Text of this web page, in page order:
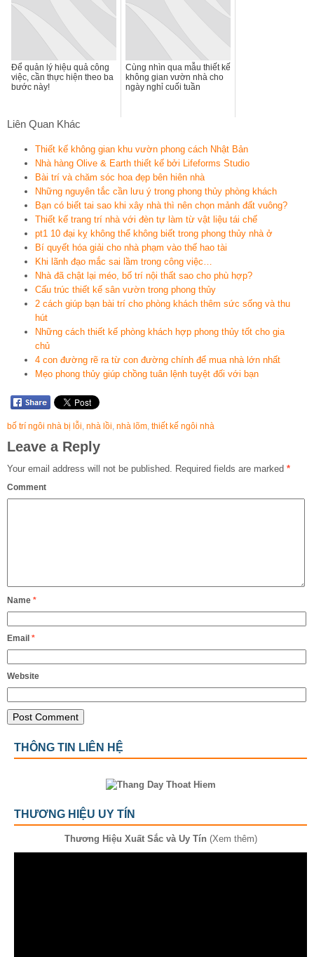
Để quản lý hiệu quả công
việc, cần thực hiện theo ba
bước này!
Cùng nhìn qua mẫu thiết kế
không gian vườn nhà cho
ngày nghỉ cuối tuần
Liên Quan Khác
Thiết kế không gian khu vườn phong cách Nhật Bản
Nhà hàng Olive & Earth thiết kế bởi Lifeforms Studio
Bài trí và chăm sóc hoa đẹp bên hiên nhà
Những nguyên tắc cần lưu ý trong phong thủy phòng khách
Bạn có biết tai sao khi xây nhà thì nên chọn mảnh đất vuông?
Thiết kế trang trí nhà với đèn tự làm từ vật liệu tái chế
pt1 10 đại kỵ không thể không biết trong phong thủy nhà ở
Bí quyết hóa giải cho nhà phạm vào thế hao tài
Khi lãnh đạo mắc sai lầm trong công việc…
Nhà đã chật lại méo, bố trí nội thất sao cho phù hợp?
Cấu trúc thiết kế sân vườn trong phong thủy
2 cách giúp bạn bài trí cho phòng khách thêm sức sống và thu
hút
Những cách thiết kế phòng khách hợp phong thủy tốt cho gia
chủ
4 con đường rẽ ra từ con đường chính để mua nhà lớn nhất
Mẹo phong thủy giúp chồng tuân lệnh tuyệt đối với bạn
bố trí ngôi nhà bị lỗi, nhà lồi, nhà lõm, thiết kế ngôi nhà
Leave a Reply
Your email address will not be published. Required fields are marked *
Comment
Name *
Email *
Website
THÔNG TIN LIÊN HỆ
THƯƠNG HIỆU UY TÍN
Thương Hiệu Xuất Sắc và Uy Tín (Xem thêm)